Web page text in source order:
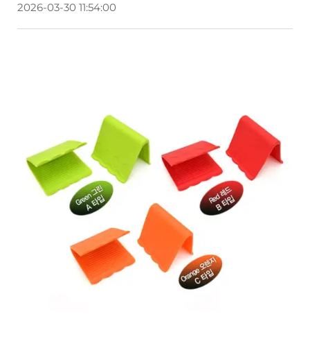
2026-03-30 11:54:00